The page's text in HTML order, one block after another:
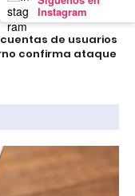
Instagram
de usuarios
confirma ataque